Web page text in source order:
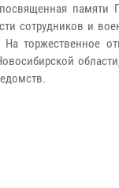
сотрудников и
На торжественное